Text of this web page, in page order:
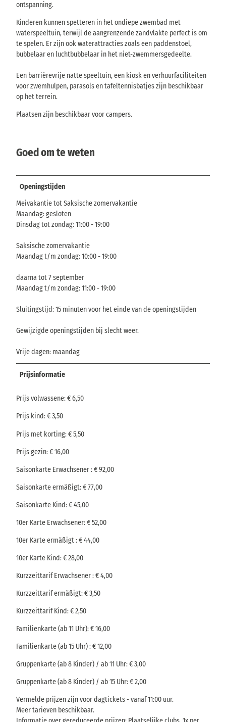
ontspanning.
Kinderen kunnen spetteren in het ondiepe zwembad met
waterspeeltuin, terwijl de aangrenzende zandvlakte perfect is om
te spelen. Er zijn ook waterattracties zoals een paddenstoel,
bubbelaar en luchtbubbelaar in het niet-zwemmersgedeelte.
Een barrièrevrije natte speeltuin, een kiosk en verhuurfaciliteiten
voor zwemhulpen, parasols en tafeltennisbatjes zijn beschikbaar
op het terrein.
Plaatsen zijn beschikbaar voor campers.
Goed om te weten
Openingstijden
Meivakantie tot Saksische zomervakantie
Maandag: gesloten
Dinsdag tot zondag: 11:00 - 19:00
Saksische zomervakantie
Maandag t/m zondag: 10:00 - 19:00
daarna tot 7 september
Maandag t/m zondag: 11:00 - 19:00
Sluitingstijd: 15 minuten voor het einde van de openingstijden
Gewijzigde openingstijden bij slecht weer.
Vrije dagen: maandag
Prijsinformatie
Prijs volwassene: € 6,50
Prijs kind: € 3,50
Prijs met korting: € 5,50
Prijs gezin: € 16,00
Saisonkarte Erwachsener : € 92,00
Saisonkarte ermäßigt: € 77,00
Saisonkarte Kind: € 45,00
10er Karte Erwachsener: € 52,00
10er Karte ermäßigt : € 44,00
10er Karte Kind: € 28,00
Kurzzeittarif Erwachsener : € 4,00
Kurzzeittarif ermäßigt: € 3,50
Kurzzeittarif Kind: € 2,50
Familienkarte (ab 11 Uhr): € 16,00
Familienkarte (ab 15 Uhr) : € 12,00
Gruppenkarte (ab 8 Kinder) / ab 11 Uhr: € 3,00
Gruppenkarte (ab 8 Kinder) / ab 15 Uhr: € 2,00
Vermelde prijzen zijn voor dagtickets - vanaf 11:00 uur.
Meer tarieven beschikbaar.